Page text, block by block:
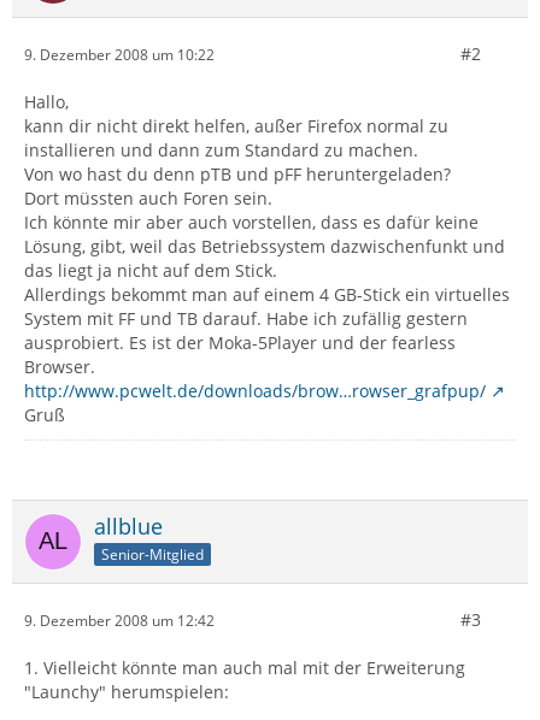
9. Dezember 2008 um 10:22 #2
Hallo,
kann dir nicht direkt helfen, außer Firefox normal zu
installieren und dann zum Standard zu machen.
Von wo hast du denn pTB und pFF heruntergeladen?
Dort müssten auch Foren sein.
Ich könnte mir aber auch vorstellen, dass es dafür keine
Lösung, gibt, weil das Betriebssystem dazwischenfunkt und
das liegt ja nicht auf dem Stick.
Allerdings bekommt man auf einem 4 GB-Stick ein virtuelles
System mit FF und TB darauf. Habe ich zufällig gestern
ausprobiert. Es ist der Moka-5Player und der fearless
Browser.
http://www.pcwelt.de/downloads/brow…rowser_grafpup/
Gruß
allblue
Senior-Mitglied
9. Dezember 2008 um 12:42 #3
1. Vielleicht könnte man auch mal mit der Erweiterung
"Launchy" herumspielen: